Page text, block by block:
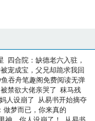
四合院：缺德老六入驻，
宠成宝，父兄却跪求我回
吞舟笔趣阁免费阅读无弹
禁欲大佬亲哭了 秣马残
人设崩了
从易书开始摘夺
做梦而已，你来真的